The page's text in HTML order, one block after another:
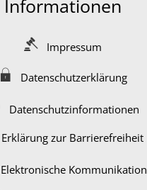
Informationen
Impressum
Datenschutzerklärung
Datenschutzinformationen
Erklärung zur Barrierefreiheit
Elektronische Kommunikation